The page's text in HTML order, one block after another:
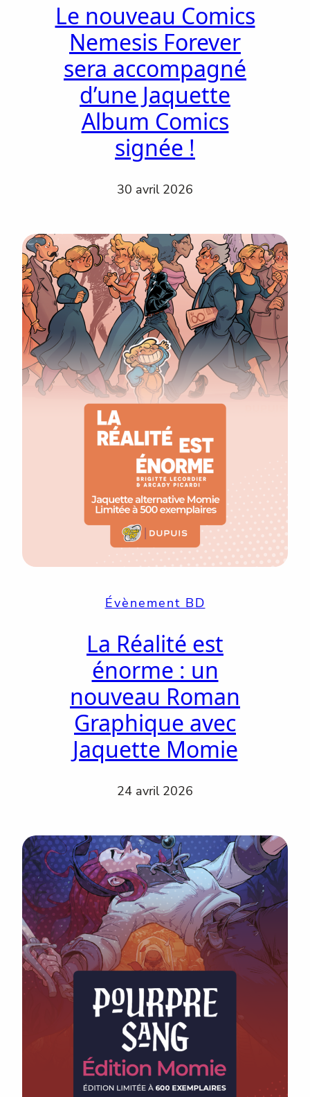
Le nouveau Comics
Nemesis Forever
sera accompagné
d’une Jaquette
Album Comics
signée !
30 avril 2026
Évènement BD
La Réalité est
énorme : un
nouveau Roman
Graphique avec
Jaquette Momie
24 avril 2026